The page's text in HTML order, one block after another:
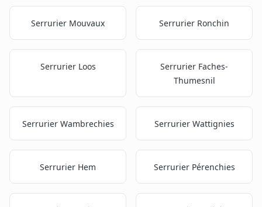
Serrurier Mouvaux Serrurier Ronchin
Serrurier Loos Serrurier Faches-
Thumesnil
Serrurier Wambrechies Serrurier Wattignies
Serrurier Hem Serrurier Pérenchies